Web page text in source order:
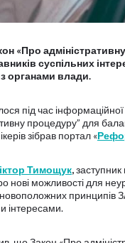
«Про
суспільних
з органами влади.
під час інформаційної
процедуру” для
зібрав портал «
Тимощук,
нові можливості для
принципів
інтересами.